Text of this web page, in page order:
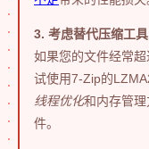
3. 考虑替代压缩工具
如果您的文件经常
试使用7-Zip的
线程优化和内存管
件。